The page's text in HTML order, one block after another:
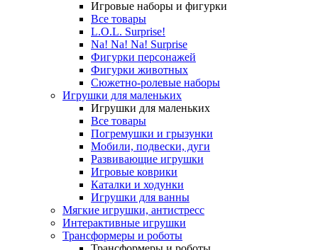
Игровые наборы и фигурки
Все товары
L.O.L. Surprise!
Na! Na! Na! Surprise
Фигурки персонажей
Фигурки животных
Сюжетно-ролевые наборы
Игрушки для маленьких
Игрушки для маленьких
Все товары
Погремушки и грызунки
Мобили, подвески, дуги
Развивающие игрушки
Игровые коврики
Каталки и ходунки
Игрушки для ванны
Мягкие игрушки, антистресс
Интерактивные игрушки
Трансформеры и роботы